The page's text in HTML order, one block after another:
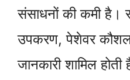
संसाधनों की कमी है।
उपकरण, पेशेवर
जानकारी शामिल